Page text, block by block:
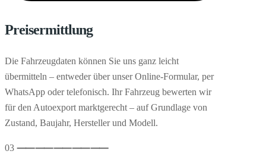
Preisermittlung
Die Fahrzeugdaten können Sie uns ganz leicht
übermitteln – entweder über unser Online-Formular, per
WhatsApp oder telefonisch. Ihr Fahrzeug bewerten wir
für den Autoexport marktgerecht – auf Grundlage von
Zustand, Baujahr, Hersteller und Modell.
03 ⸺⸺⸺⸺⸺